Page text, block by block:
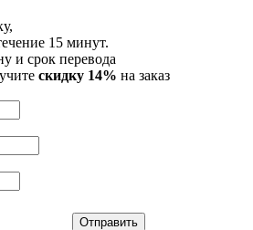
15 минут.
и срок перевода
скидку 14% на заказ
Отправить